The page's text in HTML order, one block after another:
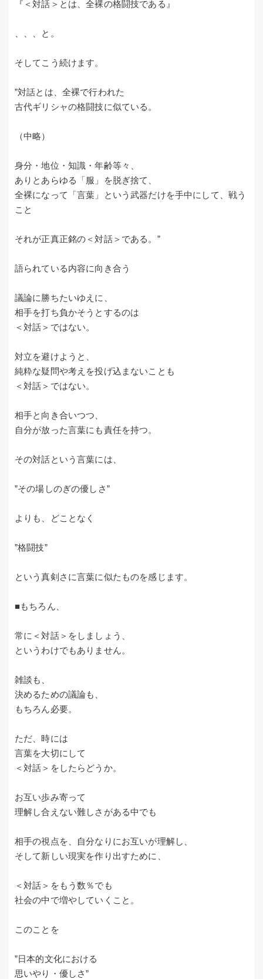
『＜対話＞とは、全裸の格闘技である』
、、、と。
そしてこう続けます。
”対話とは、全裸で行われた
古代ギリシャの格闘技に似ている。
（中略）
身分・地位・知識・年齢等々、
ありとあらゆる「服」を脱ぎ捨て、
全裸になって「言葉」という武器だけを手中にして、戦う
こと
それが正真正銘の＜対話＞である。”
語られている内容に向き合う
議論に勝ちたいゆえに、
相手を打ち負かそうとするのは
＜対話＞ではない。
対立を避けようと、
純粋な疑問や考えを投げ込まないことも
＜対話＞ではない。
相手と向き合いつつ、
自分が放った言葉にも責任を持つ。
その対話という言葉には、
”その場しのぎの優しさ”
よりも、どことなく
”格闘技”
という真剣さに言葉に似たものを感じます。
■もちろん、
常に＜対話＞をしましょう、
というわけでもありません。
雑談も、
決めるための議論も、
もちろん必要。
ただ、時には
言葉を大切にして
＜対話＞をしたらどうか。
お互い歩み寄って
理解し合えない難しさがある中でも
相手の視点を、自分なりにお互いが理解し、
そして新しい現実を作り出すために、
＜対話＞をもう数％でも
社会の中で増やしていくこと。
このことを
”日本的文化における
思いやり・優しさ”